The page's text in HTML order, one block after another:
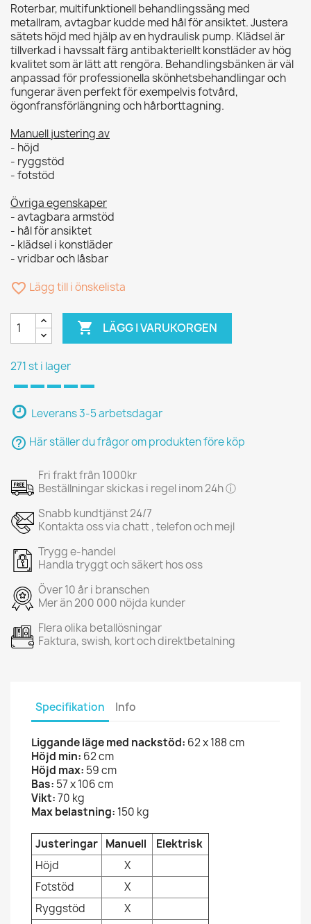
Roterbar, multifunktionell behandlingssäng med
metallram, avtagbar kudde med hål för ansiktet. Justera
sätets höjd med hjälp av en hydraulisk pump. Klädsel är
tillverkad i havssalt färg antibakteriellt konstläder av hög
kvalitet som är lätt att rengöra. Behandlingsbänken är väl
anpassad för professionella skönhetsbehandlingar och
fungerar även perfekt för exempelvis fotvård,
ögonfransförlängning och hårborttagning.
Manuell justering av
- höjd
- ryggstöd
- fotstöd
Övriga egenskaper
- avtagbara armstöd
- hål för ansiktet
- klädsel i konstläder
- vridbar och låsbar
favorite_border Lägg till i önskelista
 LÄGG I VARUKORGEN
271 st i lager
Leverans 3-5 arbetsdagar
help_outline Här ställer du frågor om produkten före köp
Fri frakt från 1000kr
Beställningar skickas i regel inom 24h ⓘ
Snabb kundtjänst 24/7
Kontakta oss via chatt , telefon och mejl
Trygg e-handel
Handla tryggt och säkert hos oss
Över 10 år i branschen
Mer än 200 000 nöjda kunder
Flera olika betallösningar
Faktura, swish, kort och direktbetalning
Specifikation Info
Liggande läge med nackstöd: 62 x 188 cm
Höjd min: 62 cm
Höjd max: 59 cm
Bas: 57 x 106 cm
Vikt:70 kg
Max belastning: 150 kg
Justeringar Manuell
Elektrisk
Höjd
X
Fotstöd
X
Ryggstöd
X